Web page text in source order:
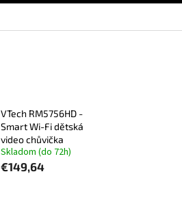
VTech RM5756HD -
Smart Wi-Fi dětská
video chůvička
Skladom (do 72h)
€149,64